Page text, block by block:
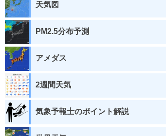
天気図
PM2.5分布予測
アメダス
2週間天気
気象予報士のポイント解説